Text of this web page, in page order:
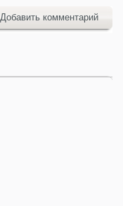
Добавить комментарий